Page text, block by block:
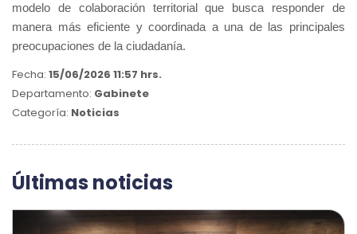
modelo de colaboración territorial que busca responder de
manera más eficiente y coordinada a una de las principales
preocupaciones de la ciudadanía.
Fecha: 15/06/2026 11:57 hrs.
Departamento: Gabinete
Categoría: Noticias
Últimas noticias